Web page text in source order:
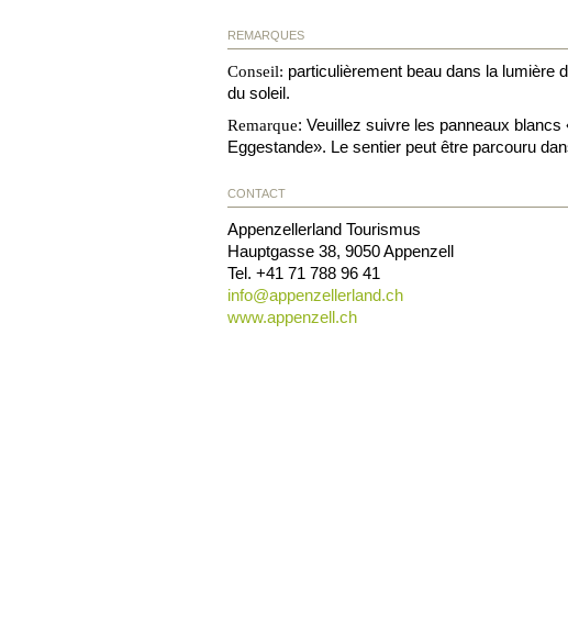
REMARQUES
Conseil: particulièrement beau dans la lumière
du soleil.
Remarque: Veuillez suivre les panneaux blancs
Eggestande». Le sentier peut être parcouru
CONTACT
Appenzellerland Tourismus
Hauptgasse 38, 9050Appenzell
Tel. +41 71 788 96 41
info@appenzellerland.ch
www.appenzell.ch